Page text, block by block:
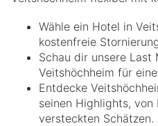
Wähle ein Hotel in
kostenfreie
Schau dir unsere Last
Veitshöchheim für
Entdecke
seinen Highlights, von
versteckten Schätzen.